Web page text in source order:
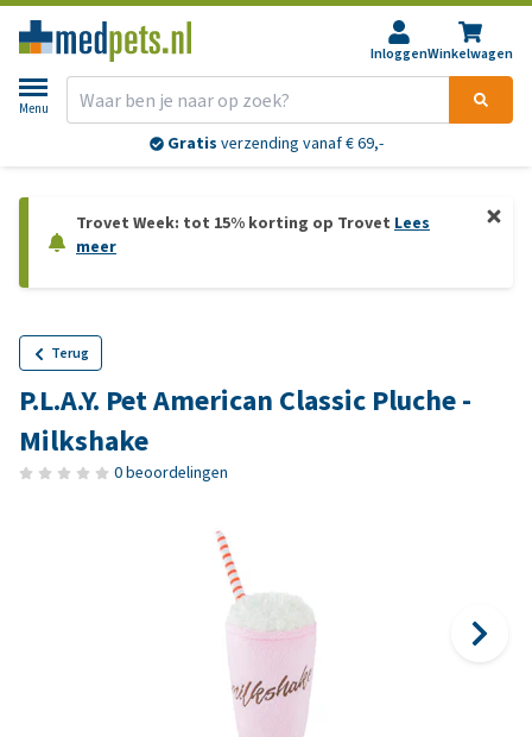
InloggenWinkelwagen
Menu
Gratis verzending vanaf € 69,-
Trovet Week: tot 15% korting op Trovet Lees
meer
Terug
P.L.A.Y. Pet American Classic Pluche -
Milkshake
0 beoordelingen